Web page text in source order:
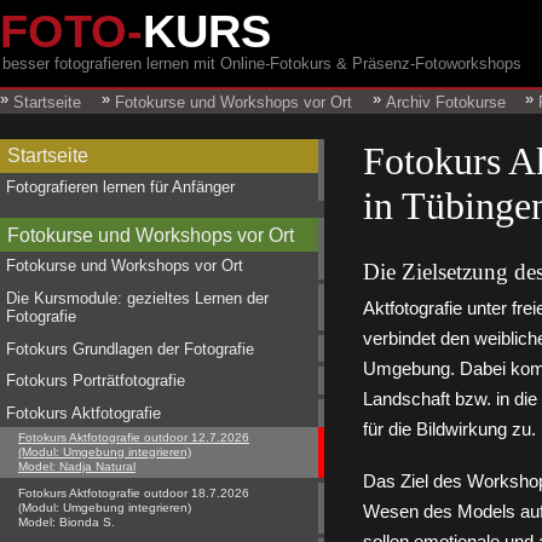
FOTO-KURS
besser fotografieren lernen mit Online-Fotokurs & Präsenz-Fotoworkshops
Startseite Fotokurse und Workshops vor Ort Archiv Fotokurse
Fotokurs
in
Die Zielsetzung
Aktfotografie unter
verbindet den
Umgebung. Dabei
Landschaft bzw. in
für die Bildwirkung zu.
Das Ziel des
Wesen des Models
Startseite
Fotografieren lernen für Anfänger
Fotokurse und Workshops vor Ort
Fotokurse und Workshops vor Ort
Die Kursmodule: gezieltes Lernen der
Fotografie
Fotokurs Grundlagen der Fotografie
Fotokurs Porträtfotografie
Fotokurs Aktfotografie
Fotokurs Aktfotografie outdoor 12.7.2026
(Modul: Umgebung integrieren)
Model: Nadja Natural
Fotokurs Aktfotografie outdoor 18.7.2026
(Modul: Umgebung integrieren)
Model: Bionda S.